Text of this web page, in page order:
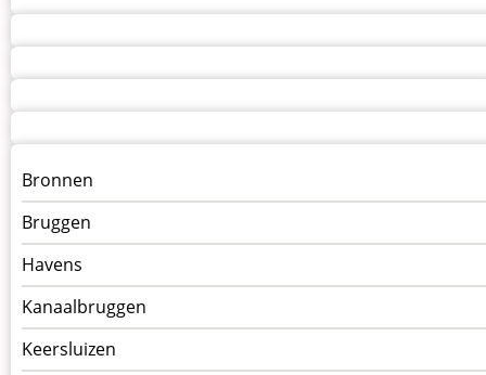
Menu
kunstwerken
op
kunstwerkpagina
Bronnen
Bruggen
Havens
Kanaalbruggen
Keersluizen